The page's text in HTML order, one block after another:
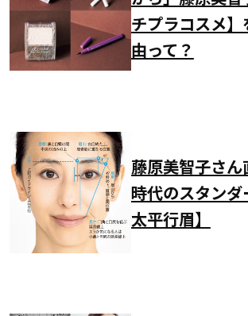
チプラコスメ
由って？
藤原美智子さ
時代のスタン
太平行眉】